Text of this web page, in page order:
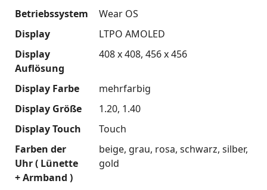
Betriebssystem
Wear OS
Display
LTPO AMOLED
Display
Auflösung
408 x 408 456 x 456
Display Farbe
mehrfarbig
Display Größe
1.20 1.40
Display Touch
Touch
Farben der
Uhr ( Lünette
+ Armband )
beige grau rosa schwarz silber
gold